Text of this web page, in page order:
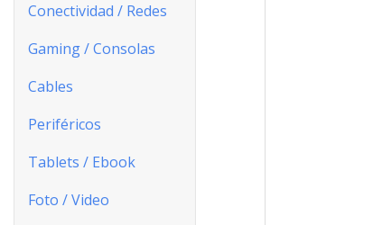
Conectividad / Redes
Gaming / Consolas
Cables
Periféricos
Tablets / Ebook
Foto / Video